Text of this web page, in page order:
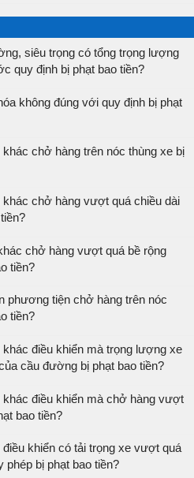
siêu trọng có tổng trọng lượng
quy định bị phạt bao tiền?
không đúng với quy định bị phạt
chở hàng trên nóc thùng xe bị
chở hàng vượt quá chiều dài
chở hàng vượt quá bề rộng
tiền?
phương tiện chở hàng trên nóc
tiền?
điều khiển mà trọng lượng xe
cầu đường bị phạt bao tiền?
điều khiển mà chở hàng vượt
bao tiền?
khiển có tải trọng xe vượt quá
phép bị phạt bao tiền?